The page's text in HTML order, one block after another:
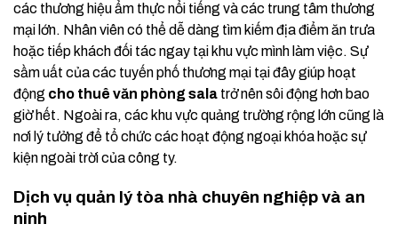
các thương hiệu ẩm thực nổi tiếng và các trung tâm thương
mại lớn. Nhân viên có thể dễ dàng tìm kiếm địa điểm ăn trưa
hoặc tiếp khách đối tác ngay tại khu vực mình làm việc. Sự
sầm uất của các tuyến phố thương mại tại đây giúp hoạt
động cho thuê văn phòng sala trở nên sôi động hơn bao
giờ hết. Ngoài ra, các khu vực quảng trường rộng lớn cũng là
nơi lý tưởng để tổ chức các hoạt động ngoại khóa hoặc sự
kiện ngoài trời của công ty.
Dịch vụ quản lý tòa nhà chuyên nghiệp và an
ninh